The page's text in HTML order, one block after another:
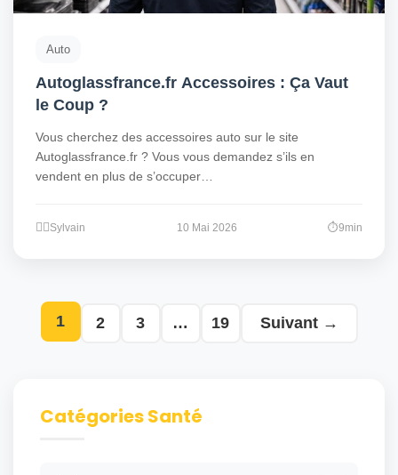
Auto
Autoglassfrance.fr Accessoires : Ça Vaut
le Coup ?
Vous cherchez des accessoires auto sur le site
Autoglassfrance.fr ? Vous vous demandez s’ils en
vendent en plus de s’occuper…
Sylvain 10 Mai 2026 9min
1 2 3 … 19 Suivant →
Catégories Santé